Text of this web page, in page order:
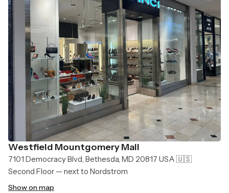
Westfield Mountgomery Mall
7101 Democracy Blvd, Bethesda, MD 20817 USA 🇺🇸
Second Floor — next to Nordstrom
Show on map